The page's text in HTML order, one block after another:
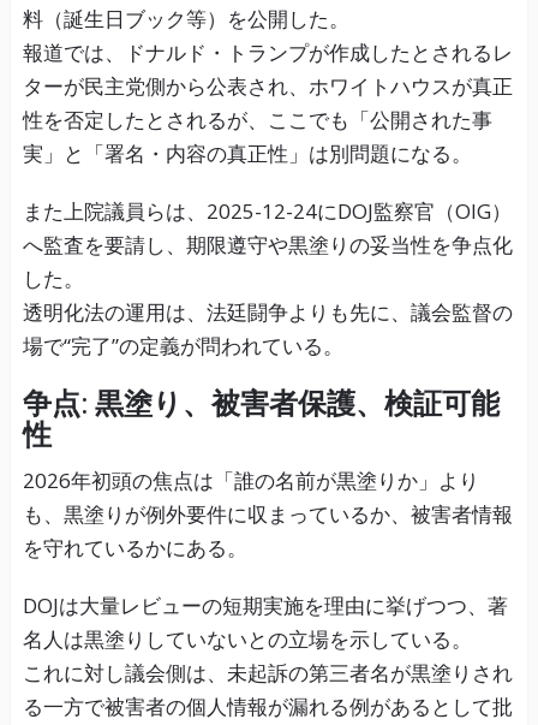
料（誕生日ブック等）を公開した。
報道では、ドナルド・トランプが作成したとされるレ
ターが民主党側から公表され、ホワイトハウスが真正
性を否定したとされるが、ここでも「公開された事
実」と「署名・内容の真正性」は別問題になる。
また上院議員らは、2025-12-24にDOJ監察官（OIG）
へ監査を要請し、期限遵守や黒塗りの妥当性を争点化
した。
透明化法の運用は、法廷闘争よりも先に、議会監督の
場で“完了”の定義が問われている。
争点: 黒塗り、被害者保護、検証可能
性
2026年初頭の焦点は「誰の名前が黒塗りか」より
も、黒塗りが例外要件に収まっているか、被害者情報
を守れているかにある。
DOJは大量レビューの短期実施を理由に挙げつつ、著
名人は黒塗りしていないとの立場を示している。
これに対し議会側は、未起訴の第三者名が黒塗りされ
る一方で被害者の個人情報が漏れる例があるとして批